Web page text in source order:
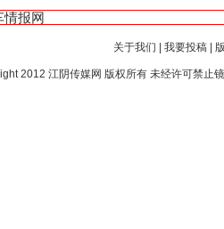
情报网
关于我们 我要投稿|
2012 江阴传媒网 版权所有 未经许可禁止